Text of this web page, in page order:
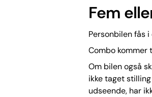
Fem
Personbilen fås
Combo kommer
Om bilen også
ikke taget
udseende, har